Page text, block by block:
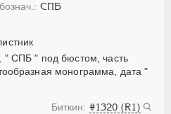
СПБ
" СПБ " под бюстом, часть
монограмма, дата "
#1320 (R1)